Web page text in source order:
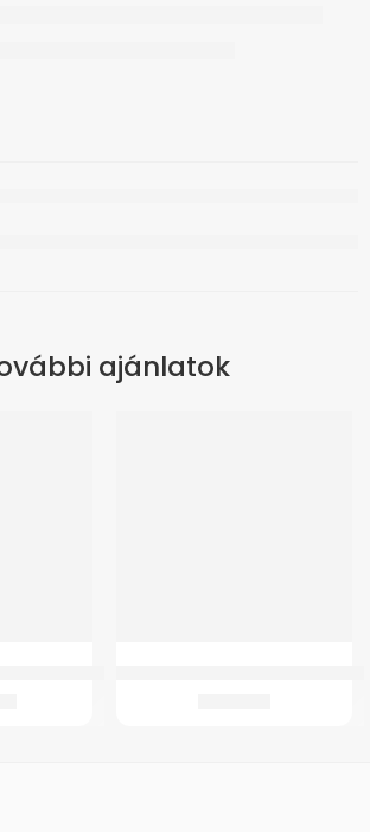
ajánlatok